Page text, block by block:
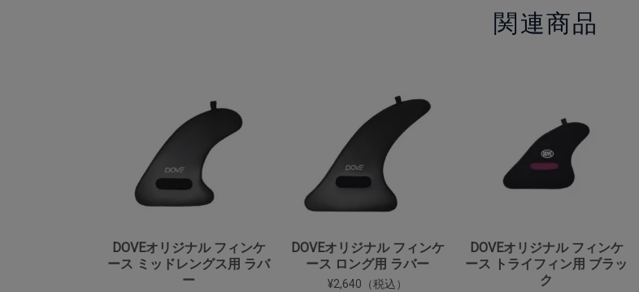
関連商品
DOVEオリジナル フィンケ
ース ミッドレングス用 ラバ
ー
DOVEオリジナル フィンケ
ース ロング用 ラバー
¥2,640（税込）
DOVEオリジナル フィンケ
ース トライフィン用 ブラッ
ク